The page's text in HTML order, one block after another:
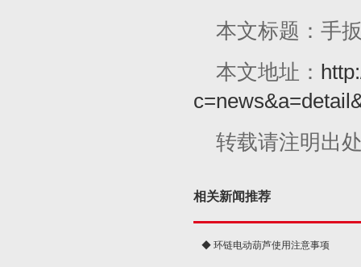
本文标题：手
本文地址：
转载请注明出
相关新闻推荐
◆ 环链电动葫芦使用注意事项